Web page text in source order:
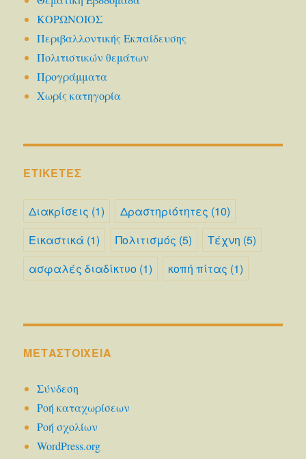
ΚΟΡΩΝΟΙΟΣ
Περιβαλλοντικής Εκπαίδευσης
Πολιτιστικών θεμάτων
Προγράμματα
Χωρίς κατηγορία
ΕΤΙΚΈΤΕΣ
Διακρίσεις (1) Δραστηριότητες (10)
Εικαστικά (1) Πολιτισμός (5) Τέχνη (5)
ασφαλές διαδίκτυο (1) κοπή πίτας (1)
ΜΕΤΑΣΤΟΙΧΕΊΑ
Σύνδεση
Ροή καταχωρίσεων
Ροή σχολίων
WordPress.org